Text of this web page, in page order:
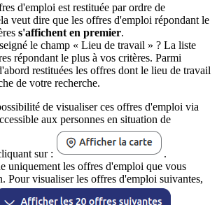
d'emploi est restituée par ordre de
veut dire que les offres d'emploi répondant le
s'affichent en premier.
le champ « Lieu de travail » ? La liste
répondant le plus à vos critères. Parmi
restituées les offres dont le lieu de travail
de votre recherche.
de visualiser ces offres d'emploi via
aux personnes en situation de
sur :
.
uniquement les offres d'emploi que vous
Pour visualiser les offres d'emploi suivantes,